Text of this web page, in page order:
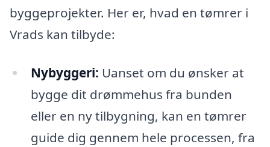
byggeprojekter. Her er, hvad en tømrer i
Vrads kan tilbyde:
Nybyggeri: Uanset om du ønsker at
bygge dit drømmehus fra bunden
eller en ny tilbygning, kan en tømrer
guide dig gennem hele processen, fra